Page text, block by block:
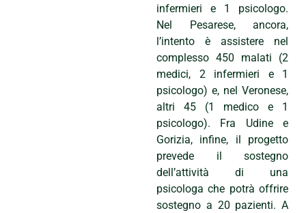
infermieri e 1 psicologo.
Nel Pesarese, ancora,
l’intento è assistere nel
complesso 450 malati (2
medici, 2 infermieri e 1
psicologo) e, nel Veronese,
altri 45 (1 medico e 1
psicologo). Fra Udine e
Gorizia, infine, il progetto
prevede il sostegno
dell’attività di una
psicologa che potrà offrire
sostegno a 20 pazienti. A